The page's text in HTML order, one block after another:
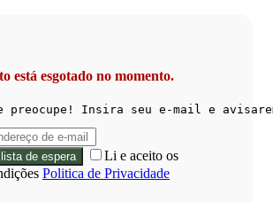
está esgotado no momento.
preocupe! Insira seu e-mail e
Li e aceito os
Politica de Privacidade